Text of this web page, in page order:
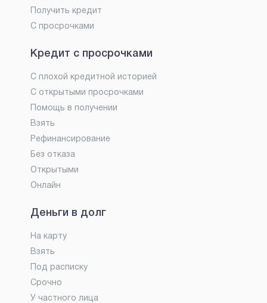
Получить кредит
С просрочками
Кредит с просрочками
С плохой кредитной историей
С открытыми просрочками
Помощь в получении
Взять
Рефинансирование
Без отказа
Открытыми
Онлайн
Деньги в долг
На карту
Взять
Под расписку
Срочно
У частного лица